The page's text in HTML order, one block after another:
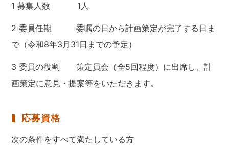
1 募集人数 1人
2 委員任期 委嘱の日から計画策定が完了する日ま
で（令和8年3月31日までの予定）
3 委員の役割 策定員会（全5回程度）に出席し、計
画策定に意見・提案等をいただきます。
応募資格
次の条件をすべて満たしている方